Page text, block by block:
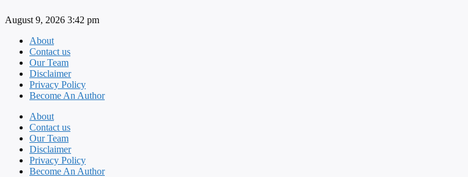
to
August 9, 2026 3:42 pm
About
Contact us
Our Team
Disclaimer
Privacy Policy
Become An Author
About
Contact us
Our Team
Disclaimer
Privacy Policy
Become An Author